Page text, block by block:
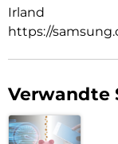
Irland
https://
Verwandte